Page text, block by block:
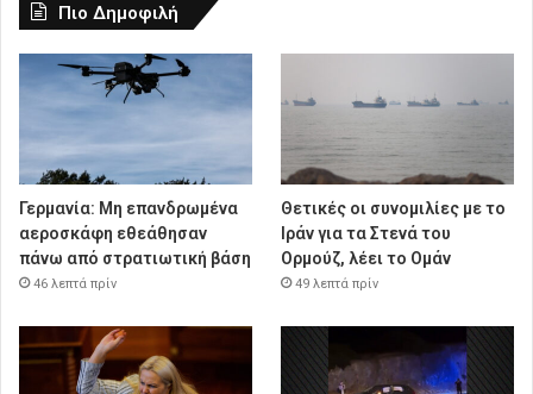
Πιο Δημοφιλή
Γερμανία: Μη επανδρωμένα
αεροσκάφη εθεάθησαν
πάνω από στρατιωτική βάση
46 λεπτά πρίν
Θετικές οι συνομιλίες με το
Ιράν για τα Στενά του
Ορμούζ, λέει το Ομάν
49 λεπτά πρίν